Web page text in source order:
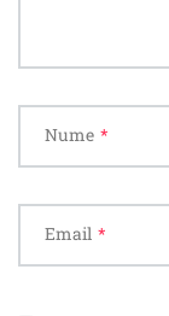
Nume *
Email *